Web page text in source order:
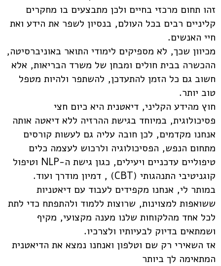
זהו תחום מרכזי בחיים ולכן מתבצעים בו מחקרים
קליניים רבים בכל העולם, בנסיון לשפר את הידע ואת
חיי האנשים.
מכיוון שכך, לא מספיקים לימודי התואר באוניברסיטה,
ההכשרה בבית חולים ומבחן של משרד הבריאות, אלא
חשוב גם כל הזמן להתעדכן, להשתפר ולהיות מטפל
טוב יותר.
חוץ מהידע הקליני, דיאטנית היא כיום חצי
פסיכולוגית, במיוחד בגישת ההרזיה ללא דיאטה אותה
אנחנו מקדמים, לכן חובה עליה גם לעשות קורסים
מתחום הנפש, הפסיכולוגיה ולרכוש לעצמה כלים
טיפוליים עדכניים ויעילים, כגון גישת ה-NLP וטיפול
קוגניטיבי התנהגותי (CBT) , דמיון מודרך ועוד.
במותר לי, אנחנו מקפידים לעבוד עם דיאטניות
ששואפות למצוינות, שרוצות ללמוד ולהתפתח כדי לתת
לכל אחד מהלקוחות שלנו מענה מקצועי, מקיף
ושמתאים בדיוק לבעיותיו ולצרכיו.
אז השאירי רק שם וטלפון ואנחנו נמצא את הדיאטנית
המתאימה לך ביותר